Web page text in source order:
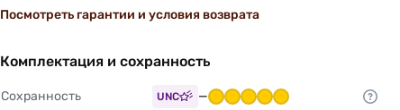
Посмотреть гарантии и условия возврата
Комплектация и сохранность
Сохранность UNC
—